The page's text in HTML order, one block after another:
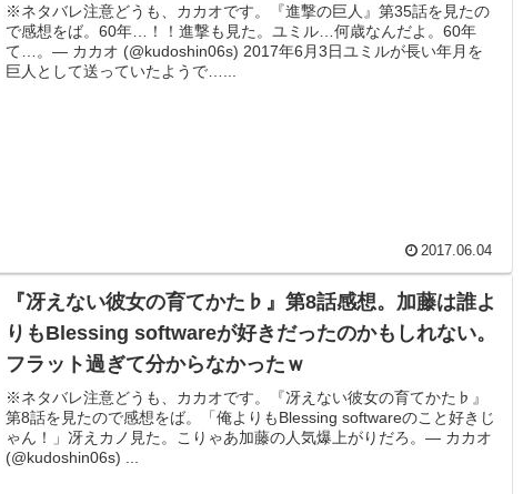
※ネタバレ注意どうも、カカオです。『進撃の巨人』第35話を見たの
で感想をば。60年…！！進撃も見た。ユミル…何歳なんだよ。60年
て…。— カカオ (@kudoshin06s) 2017年6月3日ユミルが長い年月を
巨人として送っていたようで…...
2017.06.04
『冴えない彼女の育てかた♭』第8話感想。加藤は誰よ
りもBlessing softwareが好きだったのかもしれない。
フラット過ぎて分からなかったｗ
※ネタバレ注意どうも、カカオです。『冴えない彼女の育てかた♭』
第8話を見たので感想をば。「俺よりもBlessing softwareのこと好きじ
ゃん！」冴えカノ見た。こりゃあ加藤の人気爆上がりだろ。— カカオ
(@kudoshin06s) ...